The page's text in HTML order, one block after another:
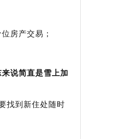
房产交易；
说简直是雪上加
找到新住处随时